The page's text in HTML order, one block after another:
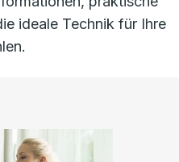
ideale Technik für Ihre